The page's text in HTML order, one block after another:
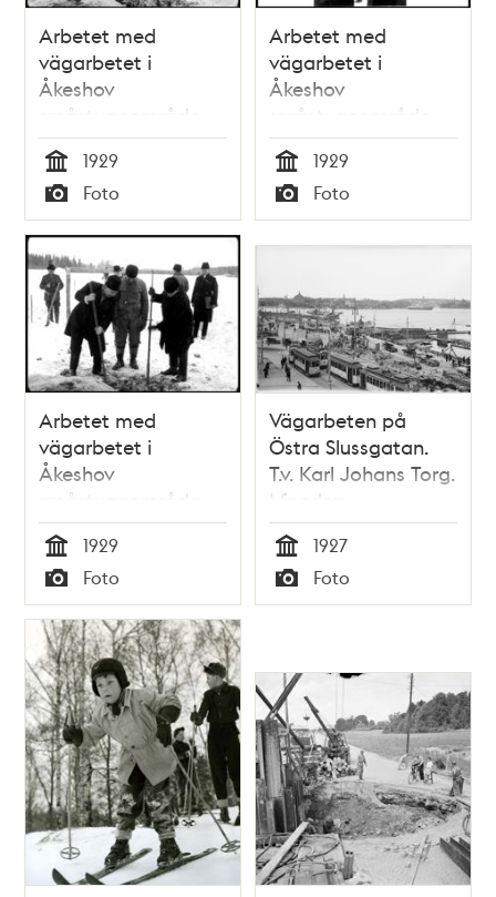
Arbetet med
vägarbetet i
Åkeshov
småstugeområde
inleds
Tid
1929
Typ
Foto
Arbetet med
vägarbetet i
Åkeshov
småstugeområde
inleds
Tid
1929
Typ
Foto
Arbetet med
vägarbetet i
Åkeshov
småstugeområde
inleds
Tid
1929
Typ
Foto
Vägarbeten på
Östra Slussgatan.
T.v. Karl Johans Torg.
I fonden
Skeppsholmen
Tid
1927
Typ
Foto